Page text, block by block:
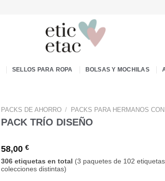
SELLOS PARA ROPA BOLSAS Y MOCHILAS
PACKS DE AHORRO / PACKS PARA HERMANOS
PACK TRÍO DISEÑO
58,00 €
306 etiquetas en total (3 paquetes de 102
colecciones distintas)